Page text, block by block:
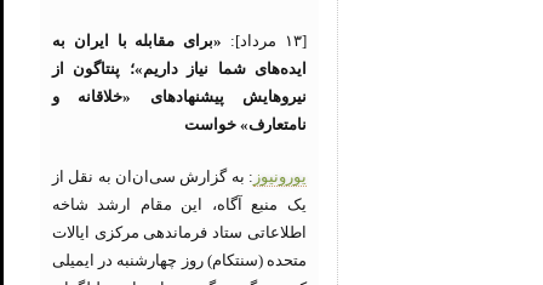
[۱۳ مرداد]:
«برای مقابله با ایران به
ایده‌های شما نیاز داریم»؛ پنتاگون از
نیروهایش پیشنهادهای «خلاقانه و
نامتعارف» خواست
یورونیوز : به گزارش سی‌ان‌ان به نقل از
یک منبع آگاه، این مقام ارشد شاخه
اطلاعاتی ستاد فرماندهی مرکزی ایالات
متحده (سنتکام) روز چهارشنبه در ایمیلی